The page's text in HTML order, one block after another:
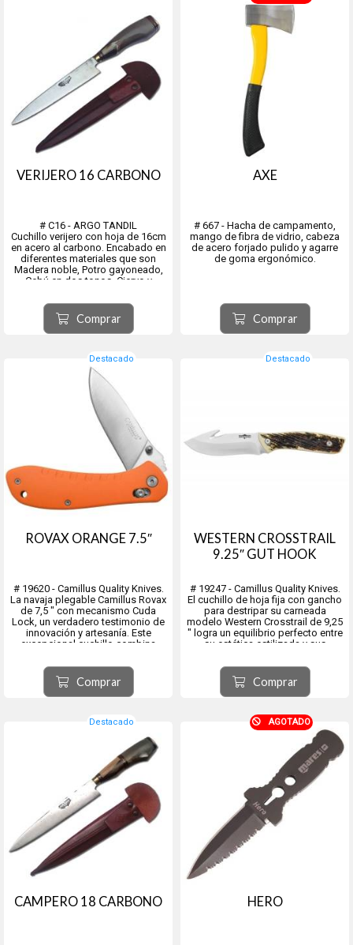
VERIJERO 16 CARBONO
# C16 - ARGO TANDIL
Cuchillo verijero con hoja de 16cm
en acero al carbono. Encabado en
diferentes materiales que son
Madera noble, Potro gayoneado,
Cebú en dos tonos, Ciervo y
Madera y alpaca lisa, Madera y
alpaca decorada, Trenzado, Tejido
con Alpaca Lisa, Tejido ...
Comprar
AXE
# 667 - Hacha de campamento,
mango de fibra de vidrio, cabeza
de acero forjado pulido y agarre
de goma ergonómico.
Comprar
Destacado
ROVAX ORANGE 7.5″
# 19620 - Camillus Quality Knives.
La navaja plegable Camillus Rovax
de 7,5 ″ con mecanismo Cuda
Lock, un verdadero testimonio de
innovación y artesanía. Este
excepcional cuchillo combina
materiales de primera calidad para
ofrecerle una herramienta
confiable y ver...
Comprar
Destacado
WESTERN CROSSTRAIL
9.25″ GUT HOOK
# 19247 - Camillus Quality Knives.
El cuchillo de hoja fija con gancho
para destripar su carneada
modelo Western Crosstrail de 9,25
″ logra un equilibrio perfecto entre
su estética estilizada y sus
Con una hoja de acero 420
adherida con titanio de 4,25 ″.
El c...
Comprar
Destacado
CAMPERO 18 CARBONO
AGOTADO
HERO